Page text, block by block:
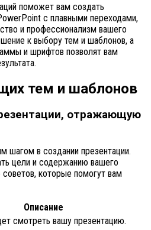
поможет вам создать
с плавными переходами,
и профессионализм вашего
к выбору тем и шаблонов, а
и шрифтов позволят вам
тем и шаблонов
отражающую
шагом в создании презентации.
цели и содержанию вашего
которые помогут вам
Описание
смотреть вашу презентацию.